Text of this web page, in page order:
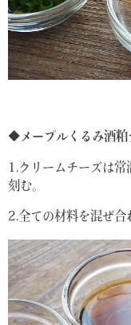
◆メープルくるみ酒粕
1.クリームチーズは常
刻む。
2.全ての材料を混ぜ合